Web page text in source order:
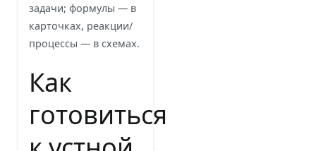
задачи; формулы — в
карточках, реакции/
процессы — в схемах.
Как
готовиться